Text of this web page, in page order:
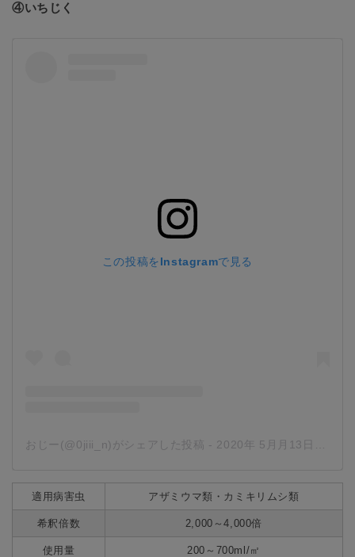
④いちじく
この投稿をInstagramで見る
おじー(@0jiii_n)がシェアした投稿 - 2020年 5月月13日午後9時22分PDT
適用病害虫 アザミウマ類・カミキリムシ類
希釈倍数 2,000～4,000倍
使用量 200～700ml/㎡